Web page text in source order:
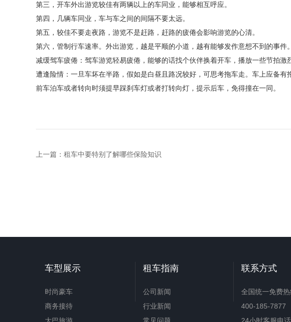
第三，开车外出游览较佳有两辆以上的车同业，能够相互呼应。
第四，几辆车同业，车与车之间的间隔不要太远。
第五，较佳不要走夜路，游览不是赶路，赶路的疲倦会影响游览的心清。
第六，管制行车速率。外出游览，越是平顺的小道，越有能够发作意想不到的事件。
减缓驾车疲倦：驾车游览轻易疲倦，能够的话找个伙伴换着开车，播放一些节拍激
遭逢险情：一旦车坏在半路，假如是白昼且路况较好，可思考拖车走。车上应备有
前车泊车或者转向时须提早踩刹车灯或者打转向灯，提示后车，免得撞在一同。
上一篇： 租车中要特别了解哪些保险知识
车型展示
时尚豪车
商务接待
租车指南
公司新闻
行业新闻
联系方式
全国统一免费热
400-185-7877